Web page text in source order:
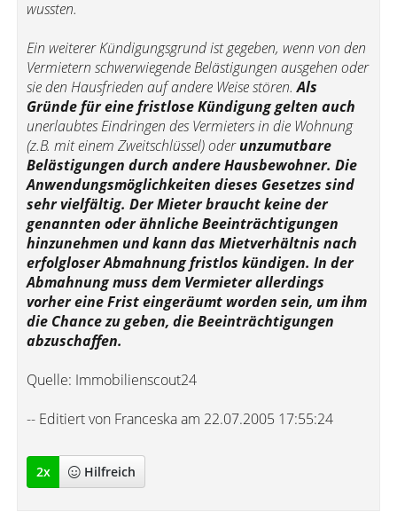
wussten.
Ein weiterer Kündigungsgrund ist gegeben, wenn von den
Vermietern schwerwiegende Belästigungen ausgehen oder
sie den Hausfrieden auf andere Weise stören.Als
Gründe für eine fristlose Kündigung gelten auch
unerlaubtes Eindringen des Vermieters in die Wohnung
(z.B. mit einem Zweitschlüssel) oderunzumutbare
Belästigungen durch andere Hausbewohner. Die
Anwendungsmöglichkeiten dieses Gesetzes sind
sehr vielfältig. Der Mieter braucht keine der
genannten oder ähnliche Beeinträchtigungen
hinzunehmen und kann das Mietverhältnis nach
erfolgloser Abmahnung fristlos kündigen. In der
Abmahnung muss dem Vermieter allerdings
vorher eine Frist eingeräumt worden sein, um ihm
die Chance zu geben, die Beeinträchtigungen
abzuschaffen.
Quelle: Immobilienscout24
-- Editiert von Franceska am 22.07.2005 17:55:24
2x Hilfreich